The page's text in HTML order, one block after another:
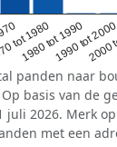
tot 1980
1980 tot 1990
1990 tot
panden naar
basis van de
juli 2026. Merk
met een